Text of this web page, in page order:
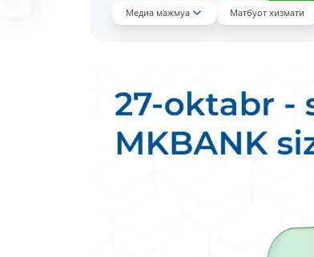
Медиа мажмуа
Матбуот хизмати